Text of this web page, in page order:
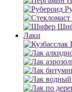
Лаки